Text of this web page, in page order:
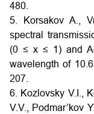
480.
5. Korsakov A.,
spectral
(0 ≤ x ≤ 1) and
wavelength of
207.
6. Kozlovsky V.I.,
V.V., Podmar’kov